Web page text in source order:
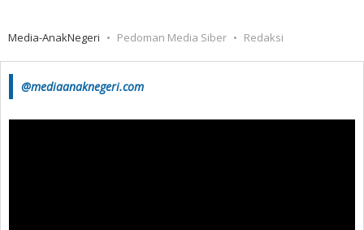
Media-AnakNegeri Pedoman Media Siber Redaksi
@mediaanaknegeri.com